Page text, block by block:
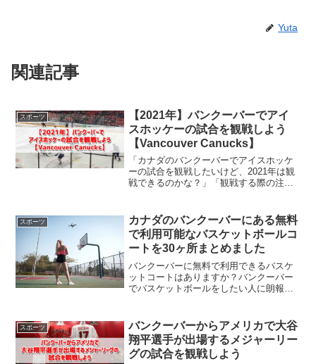
Yuta
関連記事
スポーツ
【2021年】バンクーバーでアイ
スホッケーの試合を観戦しよう
【Vancouver Canucks】
「カナダのバンクーバーでアイスホッケ
ーの試合を観戦したいけど、2021年は観
戦できるのかな？」「観戦する際の注意
めまして。カナダのバンクーバーに4年間
在住している ...
スポーツ
カナダのバンクーバーにある無料
で利用可能なバスケットボールコ
ートを30ヶ所まとめました
バンクーバーに無料で利用できるバスケ
ットコートはありますか？バンクーバー
でバスケットボールをしたい人に朗報で
できます！この記事ではバンクーバーに
ある無料で使えるバスケッ...
スポーツ
バンクーバーからアメリカで大谷
翔平選手が出場するメジャーリー
グの試合を観戦しよう